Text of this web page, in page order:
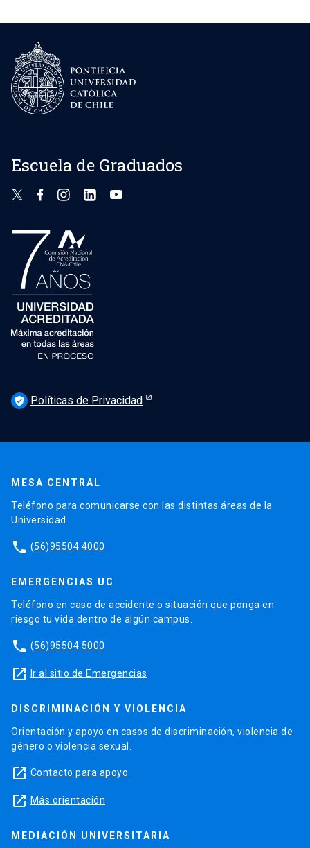
Escuela de Graduados
verified_user Políticas de Privacidad
MESA CENTRAL
Teléfono para comunicarse con las distintas áreas de la
Universidad.
phone (56)95504 4000
EMERGENCIAS UC
Teléfono en caso de accidente o situación que ponga en
riesgo tu vida dentro de algún campus.
phone (56)95504 5000
launch Ir al sitio de Emergencias
DISCRIMINACIÓN Y VIOLENCIA
Orientación y apoyo en casos de discriminación, violencia de
género o violencia sexual.
launch Contacto para apoyo
launch Más orientación
MEDIACIÓN UNIVERSITARIA